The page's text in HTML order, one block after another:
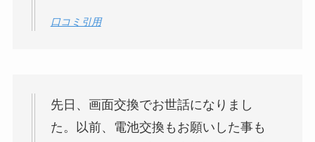
口コミ引用
先日、画面交換でお世話になりまし
た。以前、電池交換もお願いした事も